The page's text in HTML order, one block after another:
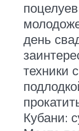
день
техники
Кубани: